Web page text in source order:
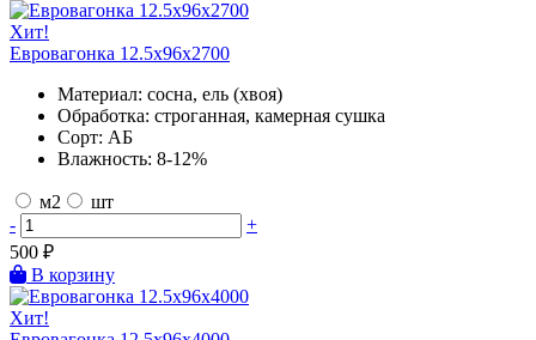
Хит!
Евровагонка 12.5х96х2700
Материал: сосна, ель (хвоя)
Обработка: строганная, камерная сушка
Сорт: АБ
Влажность: 8-12%
м2
шт
-
+
500 ₽
В корзину
Хит!